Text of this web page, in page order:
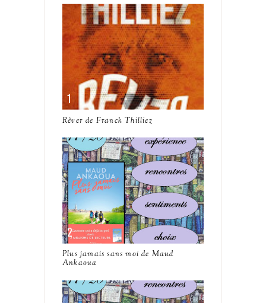
Rêver de Franck Thilliez
Plus jamais sans moi de Maud
Ankaoua